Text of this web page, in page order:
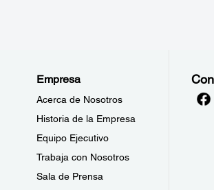
Empresa
Acerca de Nosotros
Historia de la Empresa
Equipo Ejecutivo
Trabaja con Nosotros
Sala de Prensa